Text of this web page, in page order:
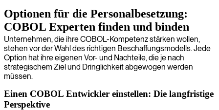
Optionen für die Personalbesetzung:
COBOL Experten finden und binden
Unternehmen, die ihre COBOL-Kompetenz stärken wollen,
stehen vor der Wahl des richtigen Beschaffungsmodells. Jede
Option hat ihre eigenen Vor- und Nachteile, die je nach
strategischem Ziel und Dringlichkeit abgewogen werden
müssen.
Einen COBOL Entwickler einstellen: Die langfristige
Perspektive